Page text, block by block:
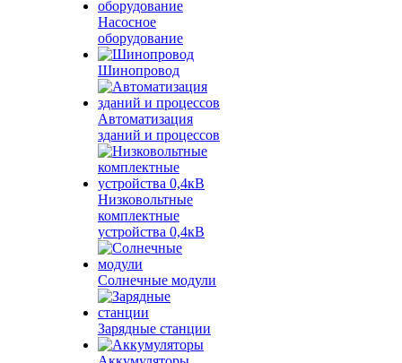
Насосное
оборудование
Шинопровод
Автоматизация
зданий и процессов
Низковольтные
комплектные
устройства 0,4кВ
Солнечные модули
Зарядные станции